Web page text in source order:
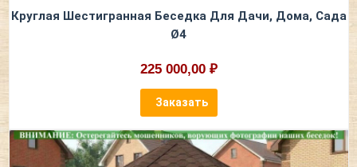
Круглая Шестигранная Беседка Для Дачи, Дома, Сада
Ø4
225 000,00 ₽
Заказать